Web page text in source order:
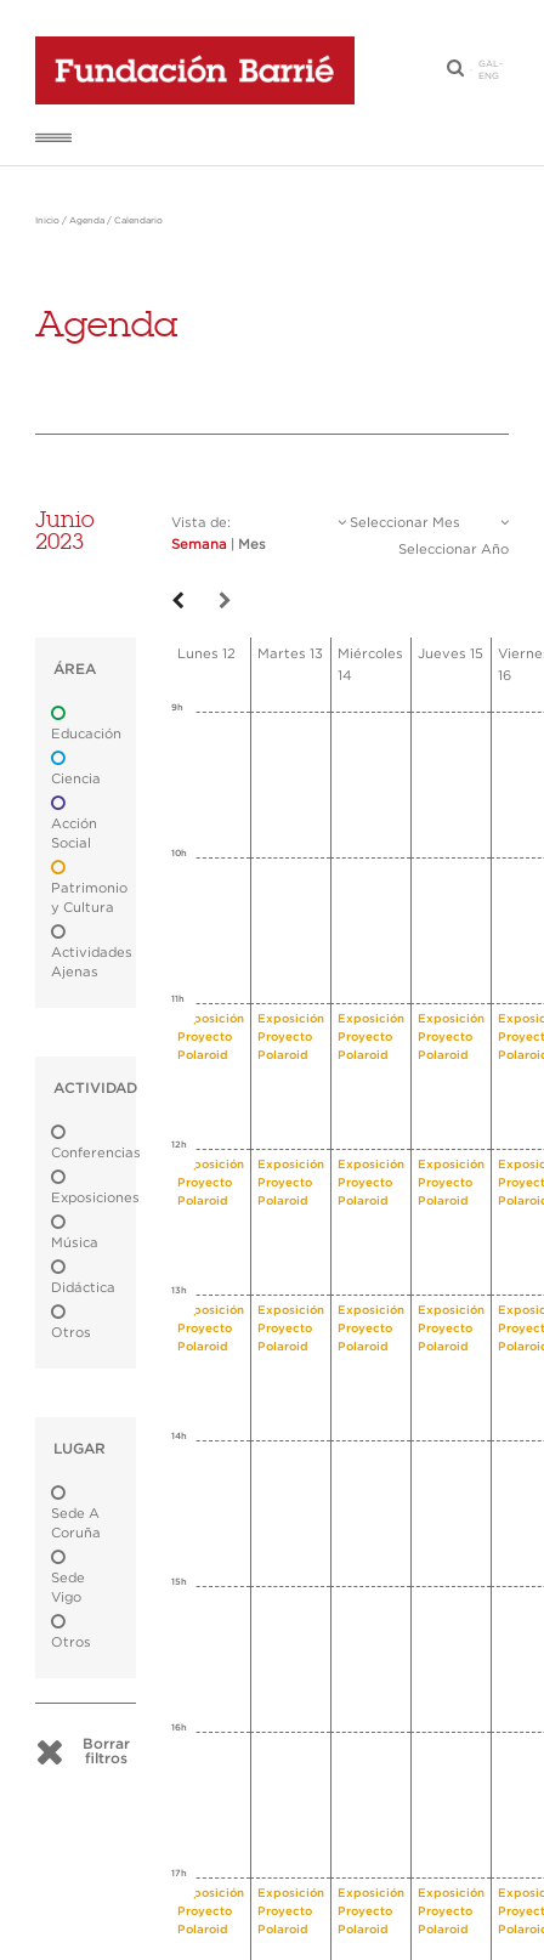
·
GAL-
ENG
Inicio / Agenda / Calendario
Agenda
Junio
2023
Vista de:
Semana
Mes
Seleccionar Mes
Seleccionar Año
ÁREA
Educación
Ciencia
Acción
Social
Patrimonio
y Cultura
Actividades
Ajenas
ACTIVIDAD
Conferencias
Exposiciones
Música
Didáctica
Otros
LUGAR
Sede A
Coruña
Sede
Vigo
Otros
Borrar
filtros
Lunes 12 Martes 13
Miércoles
14
Jueves 15
16
9h
10h
11h
Exposición
Proyecto
Polaroid
Exposición
Proyecto
Polaroid
Exposición
Proyecto
Polaroid
Exposición
Proyecto
Polaroid
12h
Exposición
Proyecto
Polaroid
Exposición
Proyecto
Polaroid
Exposición
Proyecto
Polaroid
Exposición
Proyecto
Polaroid
13h
Exposición
Proyecto
Polaroid
Exposición
Proyecto
Polaroid
Exposición
Proyecto
Polaroid
Exposición
Proyecto
Polaroid
14h
15h
16h
17h
Exposición
Proyecto
Polaroid
Exposición
Proyecto
Polaroid
Exposición
Proyecto
Polaroid
Exposición
Proyecto
Polaroid